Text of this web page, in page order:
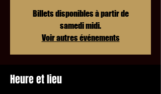
Billets disponibles à partir de
samedi midi.
Voir autres événements
Heure et lieu